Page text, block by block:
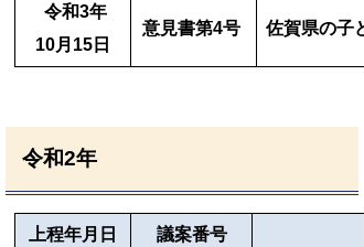
令和3年
10月15日
意見書第4号 佐賀県の子
令和2年
上程年月日 議案番号